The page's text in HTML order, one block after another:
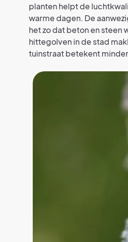
planten helpt de
warme dagen. De
het zo dat beton en steen
hittegolven in de stad
tuinstraat betekent